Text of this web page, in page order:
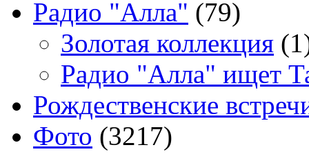
Радио "Алла" (79)
Золотая коллекция
Радио "Алла" ищет
Рождественские
Фото (3217)